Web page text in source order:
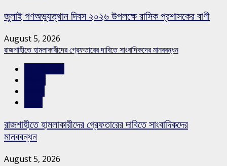
জুলাই গণঅভ্যুত্থান দিবস ২০২৬ উপলক্ষে রাসিক প্রশাসকের বাণী
August 5, 2026
রাজশাহীতে হামলাকারীদের গ্রেফতারের দাবিতে সাংবাদিকদের মানববন্ধন
রাজশাহীতে হামলাকারীদের গ্রেফতারের দাবিতে সাংবাদিকদের
মানববন্ধন
August 5, 2026